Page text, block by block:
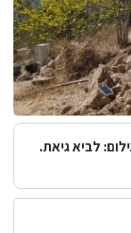
לביא גיאת.